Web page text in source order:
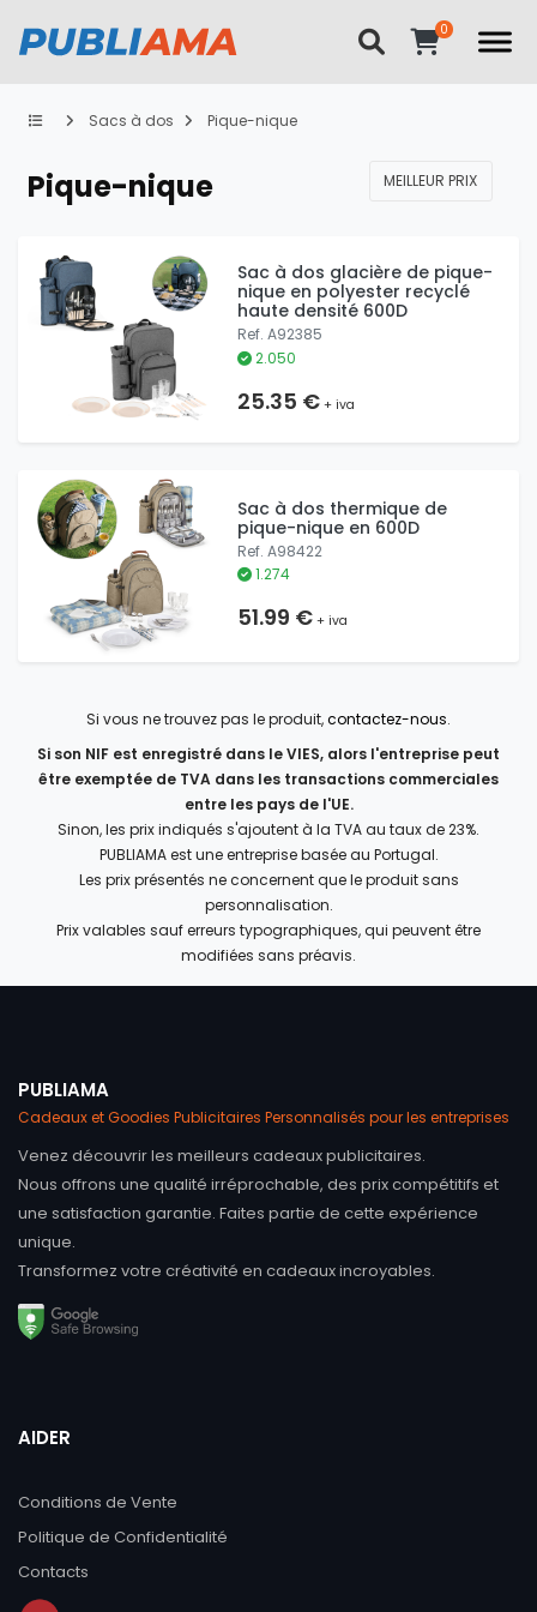
Sacs à dos Pique-nique
Pique-nique MEILLEUR PRIX
Sac à dos glacière de pique-
nique en polyester recyclé
haute densité 600D
Ref. A92385
2.050
25.35 €+ iva
Sac à dos thermique de
pique-nique en 600D
Ref. A98422
1.274
51.99 €+ iva
Si vous ne trouvez pas le produit,contactez-nous.
Si son NIF est enregistré dans le VIES, alors l'entreprise peut
être exemptée de TVA dans les transactions commerciales
entre les pays de l'UE.
Sinon, les prix indiqués s'ajoutent à la TVA au taux de 23%.
PUBLIAMA est une entreprise basée au Portugal.
Les prix présentés ne concernent que le produit sans
personnalisation.
Prix valables sauf erreurs typographiques, qui peuvent être
modifiées sans préavis.
PUBLIAMA
Cadeaux et Goodies Publicitaires Personnalisés pour les entreprises
Venez découvrir les meilleurs cadeaux publicitaires.
Nous offrons une qualité irréprochable, des prix compétitifs et
une satisfaction garantie. Faites partie de cette expérience
unique.
Transformez votre créativité en cadeaux incroyables.
AIDER
Conditions de Vente
Politique de Confidentialité
Contacts